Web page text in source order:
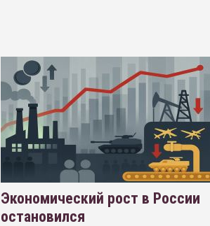
Экономический рост в России
остановился